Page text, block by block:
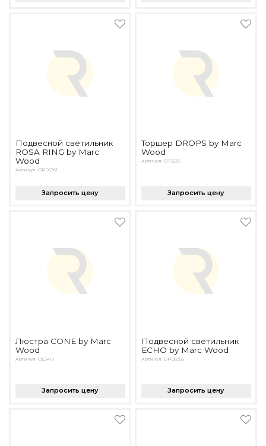
Подвесной светильник
ROSA RING by Marc
Wood
Артикул: OPD5361
Запросить цену
Торшер DROPS by Marc
Wood
Артикул: OT5233
Запросить цену
Люстра CONE by Marc
Wood
Артикул: OL5419
Запросить цену
Подвесной светильник
ECHO by Marc Wood
Артикул: OPD5355
Запросить цену